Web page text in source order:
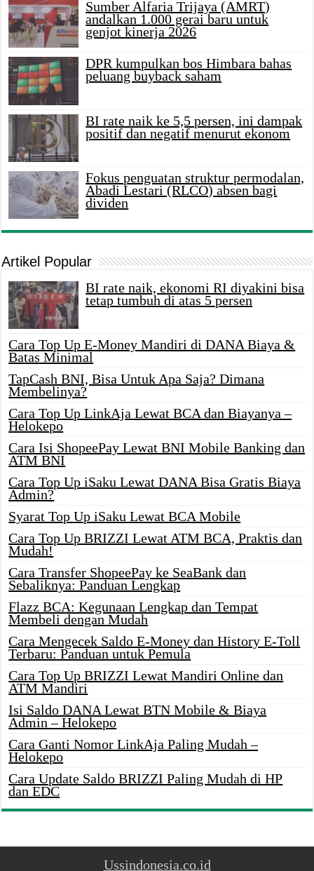
Sumber Alfaria Trijaya (AMRT)
andalkan 1.000 gerai baru untuk
genjot kinerja 2026
DPR kumpulkan bos Himbara bahas
peluang buyback saham
BI rate naik ke 5,5 persen, ini dampak
positif dan negatif menurut ekonom
Fokus penguatan struktur permodalan,
Abadi Lestari (RLCO) absen bagi
dividen
Artikel Popular
BI rate naik, ekonomi RI diyakini bisa
tetap tumbuh di atas 5 persen
Cara Top Up E-Money Mandiri di DANA Biaya &
Batas Minimal
TapCash BNI, Bisa Untuk Apa Saja? Dimana
Membelinya?
Cara Top Up LinkAja Lewat BCA dan Biayanya –
Helokepo
Cara Isi ShopeePay Lewat BNI Mobile Banking dan
ATM BNI
Cara Top Up iSaku Lewat DANA Bisa Gratis Biaya
Admin?
Syarat Top Up iSaku Lewat BCA Mobile
Cara Top Up BRIZZI Lewat ATM BCA, Praktis dan
Mudah!
Cara Transfer ShopeePay ke SeaBank dan
Sebaliknya: Panduan Lengkap
Flazz BCA: Kegunaan Lengkap dan Tempat
Membeli dengan Mudah
Cara Mengecek Saldo E-Money dan History E-Toll
Terbaru: Panduan untuk Pemula
Cara Top Up BRIZZI Lewat Mandiri Online dan
ATM Mandiri
Isi Saldo DANA Lewat BTN Mobile & Biaya
Admin – Helokepo
Cara Ganti Nomor LinkAja Paling Mudah –
Helokepo
Cara Update Saldo BRIZZI Paling Mudah di HP
dan EDC
Ussindonesia.co.id